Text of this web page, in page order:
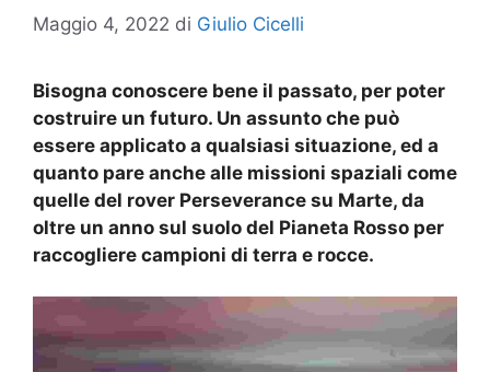
Maggio 4, 2022 di Giulio Cicelli
Bisogna conoscere bene il passato, per poter
costruire un futuro. Un assunto che può
essere applicato a qualsiasi situazione, ed a
quanto pare anche alle missioni spaziali come
quelle del rover Perseverance su Marte, da
oltre un anno sul suolo del Pianeta Rosso per
raccogliere campioni di terra e rocce.